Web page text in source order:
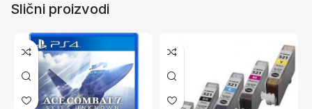
Slični proizvodi